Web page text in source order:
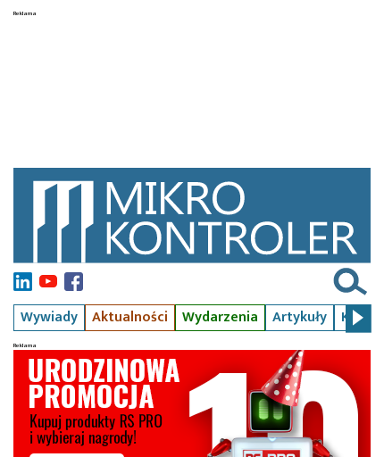
Wywiady Aktualności Wydarzenia Artykuły Kursy